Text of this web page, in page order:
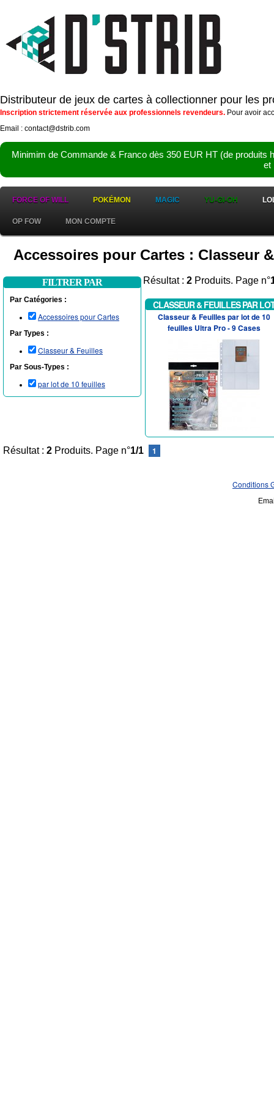
Distributeur de jeux de cartes à collectionner pour les
Inscription strictement réservée aux professionnels revendeurs. Pour avoir
Email : contact@dstrib.com
Minimim de Commande & Franco dès 350 EUR HT (de
et
FORCE OF WILL POKÉMON MAGIC YU-GI-OH
OP FOW MON COMPTE
Accessoires pour Cartes : Classeur
FILTRER PAR
Par Catégories :
Accessoires pour Cartes
Par Types :
Classeur & Feuilles
Par Sous-Types :
par lot de 10 feuilles
Résultat : 2 Produits. Page n°
CLASSEUR & FEUILLES PAR
DE 10 FEUILLES
Classeur & Feuilles par lot de 10
feuilles Ultra Pro - 9 Cases
Résultat : 2 Produits. Page n°1/1 1
Conditions